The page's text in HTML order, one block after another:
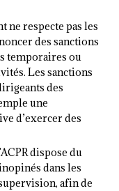
ne respecte pas les
des sanctions
temporaires ou
Les sanctions
des
une
d’exercer des
dispose du
dans les
afin de